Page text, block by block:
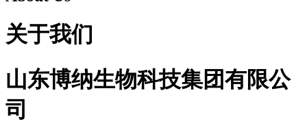
关于我们
山东博纳生物科技集团有限公
司